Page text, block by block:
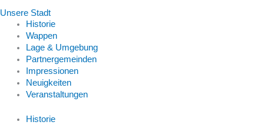
Unsere Stadt
Historie
Wappen
Lage & Umgebung
Partnergemeinden
Impressionen
Neuigkeiten
Veranstaltungen
Historie